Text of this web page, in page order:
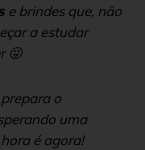
e brindes que, não
a estudar
😜
o
uma
é agora!